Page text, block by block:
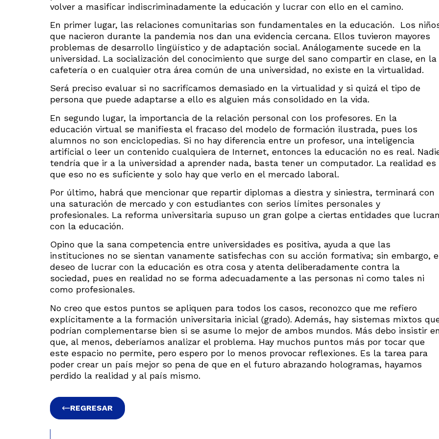
volver a masificar indiscriminadamente la educación y lucrar con ello en el camino.
En primer lugar, las relaciones comunitarias son fundamentales en la educación. Los
que nacieron durante la pandemia nos dan una evidencia cercana. Ellos tuvieron mayores
problemas de desarrollo lingüístico y de adaptación social. Análogamente sucede en la
universidad. La socialización del conocimiento que surge del sano compartir en clase, en la
cafetería o en cualquier otra área común de una universidad, no existe en la virtualidad.
Será preciso evaluar si no sacrificamos demasiado en la virtualidad y si quizá el tipo de
persona que puede adaptarse a ello es alguien más consolidado en la vida.
En segundo lugar, la importancia de la relación personal con los profesores. En la
educación virtual se manifiesta el fracaso del modelo de formación ilustrada, pues los
alumnos no son enciclopedias. Si no hay diferencia entre un profesor, una inteligencia
artificial o leer un contenido cualquiera de Internet, entonces la educación no es real.
tendría que ir a la universidad a aprender nada, basta tener un computador. La realidad es
que eso no es suficiente y solo hay que verlo en el mercado laboral.
Por último, habrá que mencionar que repartir diplomas a diestra y siniestra, terminará con
una saturación de mercado y con estudiantes con serios límites personales y
profesionales. La reforma universitaria supuso un gran golpe a ciertas entidades que lucran
con la educación.
Opino que la sana competencia entre universidades es positiva, ayuda a que las
instituciones no se sientan vanamente satisfechas con su acción formativa; sin embargo,
deseo de lucrar con la educación es otra cosa y atenta deliberadamente contra la
sociedad, pues en realidad no se forma adecuadamente a las personas ni como tales ni
como profesionales.
No creo que estos puntos se apliquen para todos los casos, reconozco que me refiero
explícitamente a la formación universitaria inicial (grado). Además, hay sistemas mixtos
podrían complementarse bien si se asume lo mejor de ambos mundos. Más debo insistir
que, al menos, deberíamos analizar el problema. Hay muchos puntos más por tocar que
este espacio no permite, pero espero por lo menos provocar reflexiones. Es la tarea para
poder crear un país mejor so pena de que en el futuro abrazando hologramas, hayamos
perdido la realidad y al país mismo.
REGRESAR